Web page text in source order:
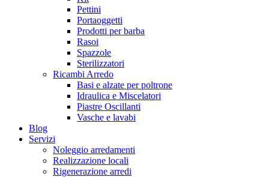
Pettini
Portaoggetti
Prodotti per barba
Rasoi
Spazzole
Sterilizzatori
Ricambi Arredo
Basi e alzate per poltrone
Idraulica e Miscelatori
Piastre Oscillanti
Vasche e lavabi
Blog
Servizi
Noleggio arredamenti
Realizzazione locali
Rigenerazione arredi